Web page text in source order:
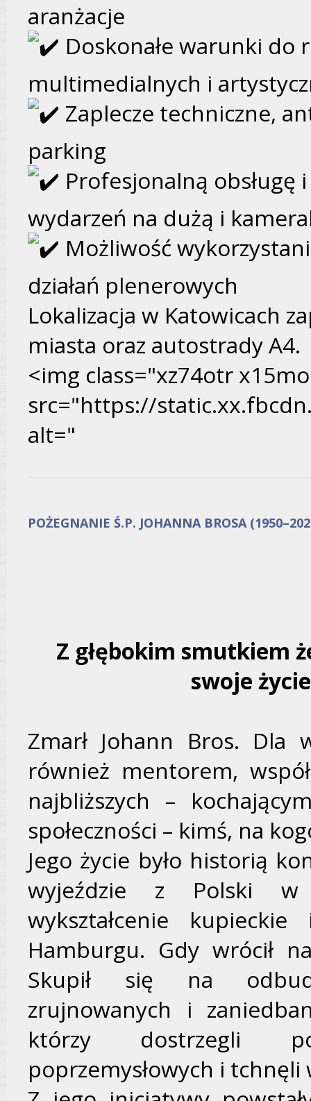
aranżacje
Doskonałe warunki do
multimedialnych i
Zaplecze techniczne,
parking
Profesjonalną obsługę
wydarzeń na dużą i
Możliwość
działań plenerowych
Lokalizacja w Katowicach
miasta oraz autostrady A4.
<img class="xz74otr
src="https://
alt="
POŻEGNANIE Ś.P. JOHANNA BROSA
Z głębokim smutkiem
swoje
Zmarł Johann Bros. Dla
również mentorem,
najbliższych –
społeczności – kimś, na
Jego życie było historią
wyjeździe z Polski w
wykształcenie
Hamburgu. Gdy wrócił
Skupił się na
zrujnowanych i
którzy dostrzegli
poprzemysłowych i tchnęli